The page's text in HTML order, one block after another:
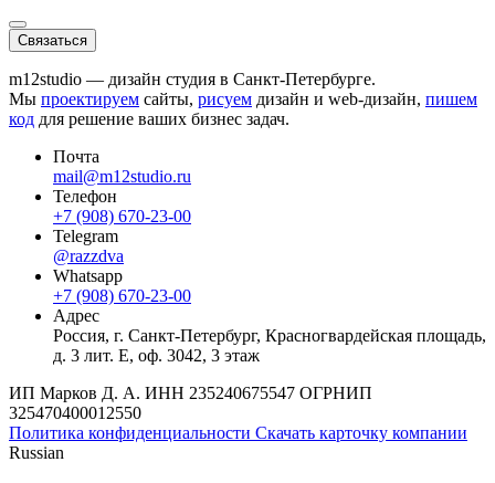
Связаться
m12studio — дизайн студия в Санкт-Петербурге.
Мы проектируем сайты, рисуем дизайн и web-дизайн, пишем
код для решение ваших бизнес задач.
Почта
mail@m12studio.ru
Телефон
+7 (908) 670-23-00
Telegram
@razzdva
Whatsapp
+7 (908) 670-23-00
Адрес
Россия, г. Санкт-Петербург, Красногвардейская площадь,
д. 3 лит. Е, оф. 3042, 3 этаж
ИП Марков Д. А. ИНН 235240675547 ОГРНИП
325470400012550
Политика конфиденциальности Скачать карточку компании
Russian